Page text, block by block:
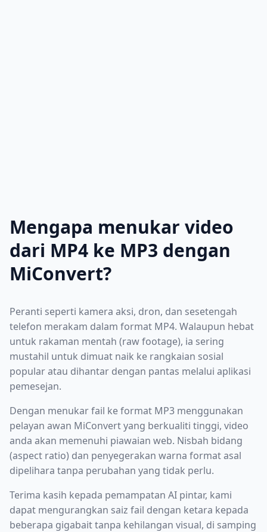
Mengapa menukar video
dari MP4 ke MP3 dengan
MiConvert?
Peranti seperti kamera aksi, dron, dan sesetengah
telefon merakam dalam format MP4. Walaupun hebat
untuk rakaman mentah (raw footage), ia sering
mustahil untuk dimuat naik ke rangkaian sosial
popular atau dihantar dengan pantas melalui aplikasi
pemesejan.
Dengan menukar fail ke format MP3 menggunakan
pelayan awan MiConvert yang berkualiti tinggi, video
anda akan memenuhi piawaian web. Nisbah bidang
(aspect ratio) dan penyegerakan warna format asal
dipelihara tanpa perubahan yang tidak perlu.
Terima kasih kepada pemampatan AI pintar, kami
dapat mengurangkan saiz fail dengan ketara kepada
beberapa gigabait tanpa kehilangan visual, di samping